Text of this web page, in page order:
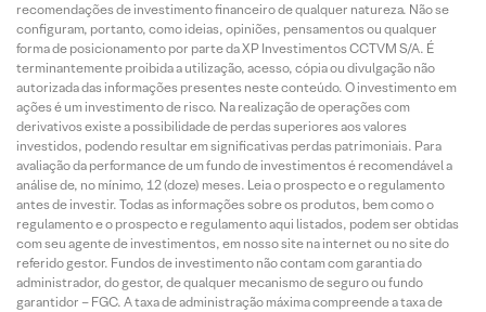
recomendações de investimento financeiro de qualquer natureza. Não se
configuram, portanto, como ideias, opiniões, pensamentos ou qualquer
forma de posicionamento por parte da XP Investimentos CCTVM S/A. É
terminantemente proibida a utilização, acesso, cópia ou divulgação não
autorizada das informações presentes neste conteúdo. O investimento em
ações é um investimento de risco. Na realização de operações com
derivativos existe a possibilidade de perdas superiores aos valores
investidos, podendo resultar em significativas perdas patrimoniais. Para
avaliação da performance de um fundo de investimentos é recomendável a
análise de, no mínimo, 12 (doze) meses. Leia o prospecto e o regulamento
antes de investir. Todas as informações sobre os produtos, bem como o
regulamento e o prospecto e regulamento aqui listados, podem ser obtidas
com seu agente de investimentos, em nosso site na internet ou no site do
referido gestor. Fundos de investimento não contam com garantia do
administrador, do gestor, de qualquer mecanismo de seguro ou fundo
garantidor – FGC. A taxa de administração máxima compreende a taxa de